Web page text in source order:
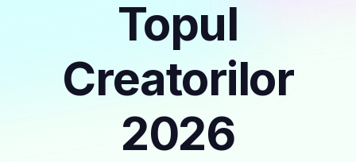
Topul
Creatorilor
2026